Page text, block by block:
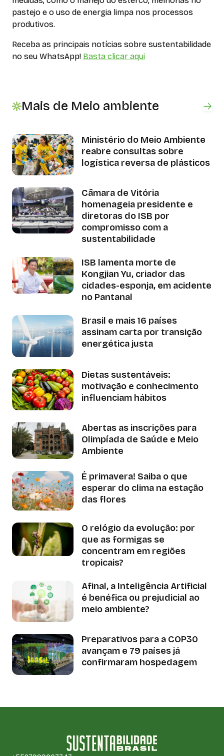
pastejo e o uso de energia limpa nos processos
produtivos.
Receba as principais notícias sobre sustentabilidade
no seu WhatsApp! Basta clicar aqui
Mais de Meio ambiente
Ministério do Meio Ambiente
reabre consultas sobre
logística reversa de plásticos
Câmara de Vitória
homenageia presidente e
diretoras do ISB por
compromisso com a
sustentabilidade
ISB lamenta morte de
Kongjian Yu, criador das
cidades-esponja, em acidente
no Pantanal
Brasil e mais 16 países
assinam carta por transição
energética justa
Dietas sustentáveis:
motivação e conhecimento
influenciam hábitos
Abertas as inscrições para
Olimpíada de Saúde e Meio
Ambiente
É primavera! Saiba o que
esperar do clima na estação
das flores
O relógio da evolução: por
que as formigas se
concentram em regiões
tropicais?
Afinal, a Inteligência Artificial
é benéfica ou prejudicial ao
meio ambiente?
Preparativos para a COP30
avançam e 79 países já
confirmaram hospedagem